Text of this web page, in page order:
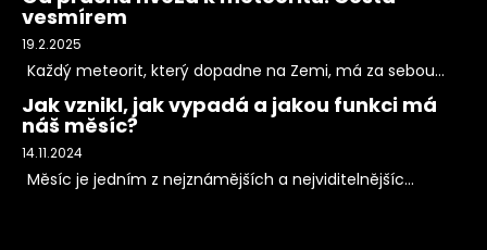
vesmírem
19.2.2025
Každý meteorit, který dopadne na Zemi, má za sebou...
Jak vznikl, jak vypadá a jakou funkci má
náš měsíc?
14.11.2024
Měsíc je jedním z nejznámějších a nejviditelnějšíc...